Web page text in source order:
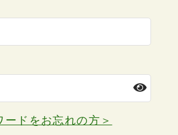
ードをお忘れの方＞